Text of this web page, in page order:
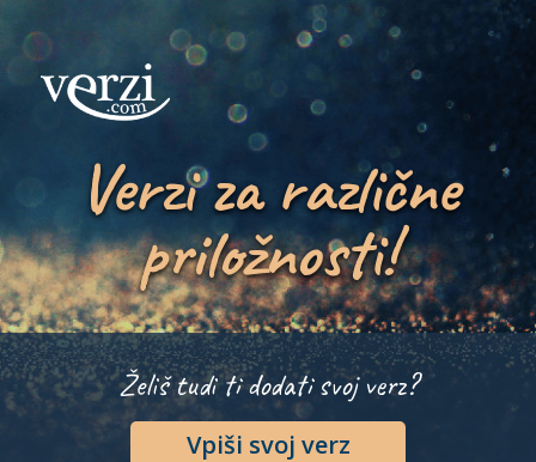
Verzi za različne
priložnosti!
Želiš tudi ti dodati svoj verz?
Vpiši svoj verz